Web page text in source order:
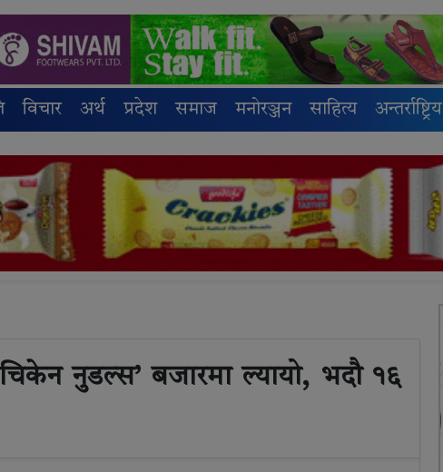
विचार अर्थ प्रदेश समाज मनोरञ्जन साहित्य अन्तर्राष्ट्रिय
नुडल्स’ बजारमा ल्यायो, भदौ १६